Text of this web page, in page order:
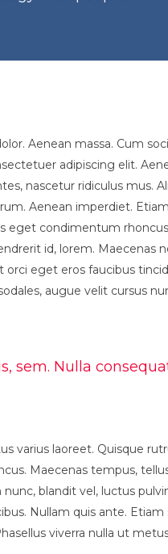
Aenean massa. Cum
adipiscing elit.
nascetur ridiculus mus.
Aenean imperdiet.
eget condimentum
id, lorem. Maecenas
eget eros faucibus
augue velit cursus
sem. Nulla
varius laoreet. Quisque
Maecenas tempus,
blandit vel, luctus
Nullam quis ante.
viverra nulla ut